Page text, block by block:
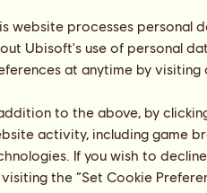
website processes personal
Ubisoft's use of personal
at anytime by
to the above, by
activity, including game
If you wish to
visiting the “Set Cookie